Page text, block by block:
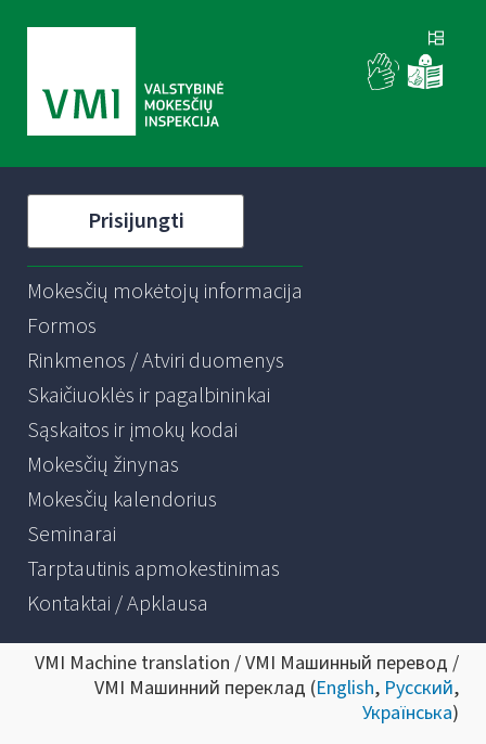
Prisijungti
Mokesčių mokėtojų informacija
Formos
Rinkmenos / Atviri duomenys
Skaičiuoklės ir pagalbininkai
Sąskaitos ir įmokų kodai
Mokesčių žinynas
Mokesčių kalendorius
Seminarai
Tarptautinis apmokestinimas
Kontaktai / Apklausa
VMI Machine translation / VMI Машинный перевод /
VMI Машинний переклад (English, Русский,
Українська)